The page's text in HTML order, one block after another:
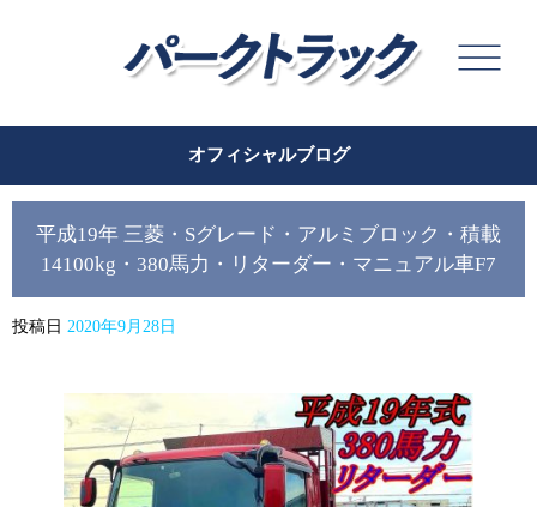
オフィシャルブログ
平成19年 三菱・Sグレード・アルミブロック・積載
14100kg・380馬力・リターダー・マニュアル車F7
投稿日 2020年9月28日